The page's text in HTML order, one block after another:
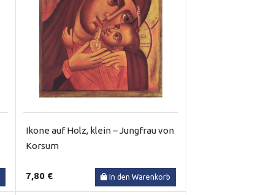
Ikone auf Holz, klein – Jungfrau von
Korsum
7,80 € In den Warenkorb